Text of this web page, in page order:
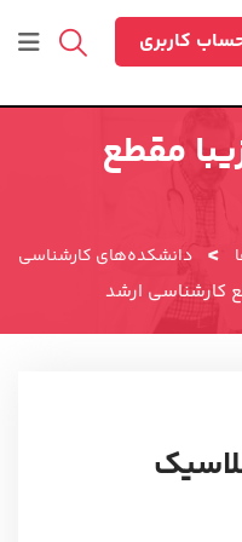
کاربری
مقطع
> دانشکده‌های کارشناسی
کارشناسی ارشد